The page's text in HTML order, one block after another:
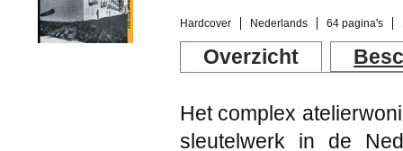
Hardcover Nederlands 64 pagina's
Overzicht
Het complex
sleutelwerk in de